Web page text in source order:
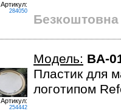
Артикул:
284050
Безкоштовна
Артикул:
254442
Модель: BA-
Пластик для
логотипом